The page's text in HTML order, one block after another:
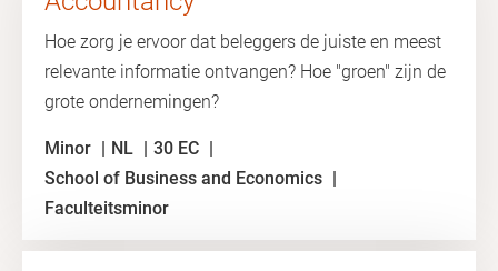
Hoe zorg je ervoor dat beleggers de juiste en meest
relevante informatie ontvangen? Hoe "groen" zijn de
grote ondernemingen?
Minor NL
30 EC
School of Business and Economics
Faculteitsminor